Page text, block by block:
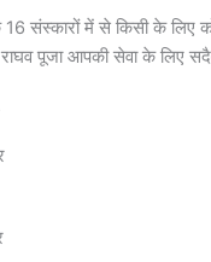
16 संस्कारों में से किसी के लिए
पूजा आपकी सेवा के लिए